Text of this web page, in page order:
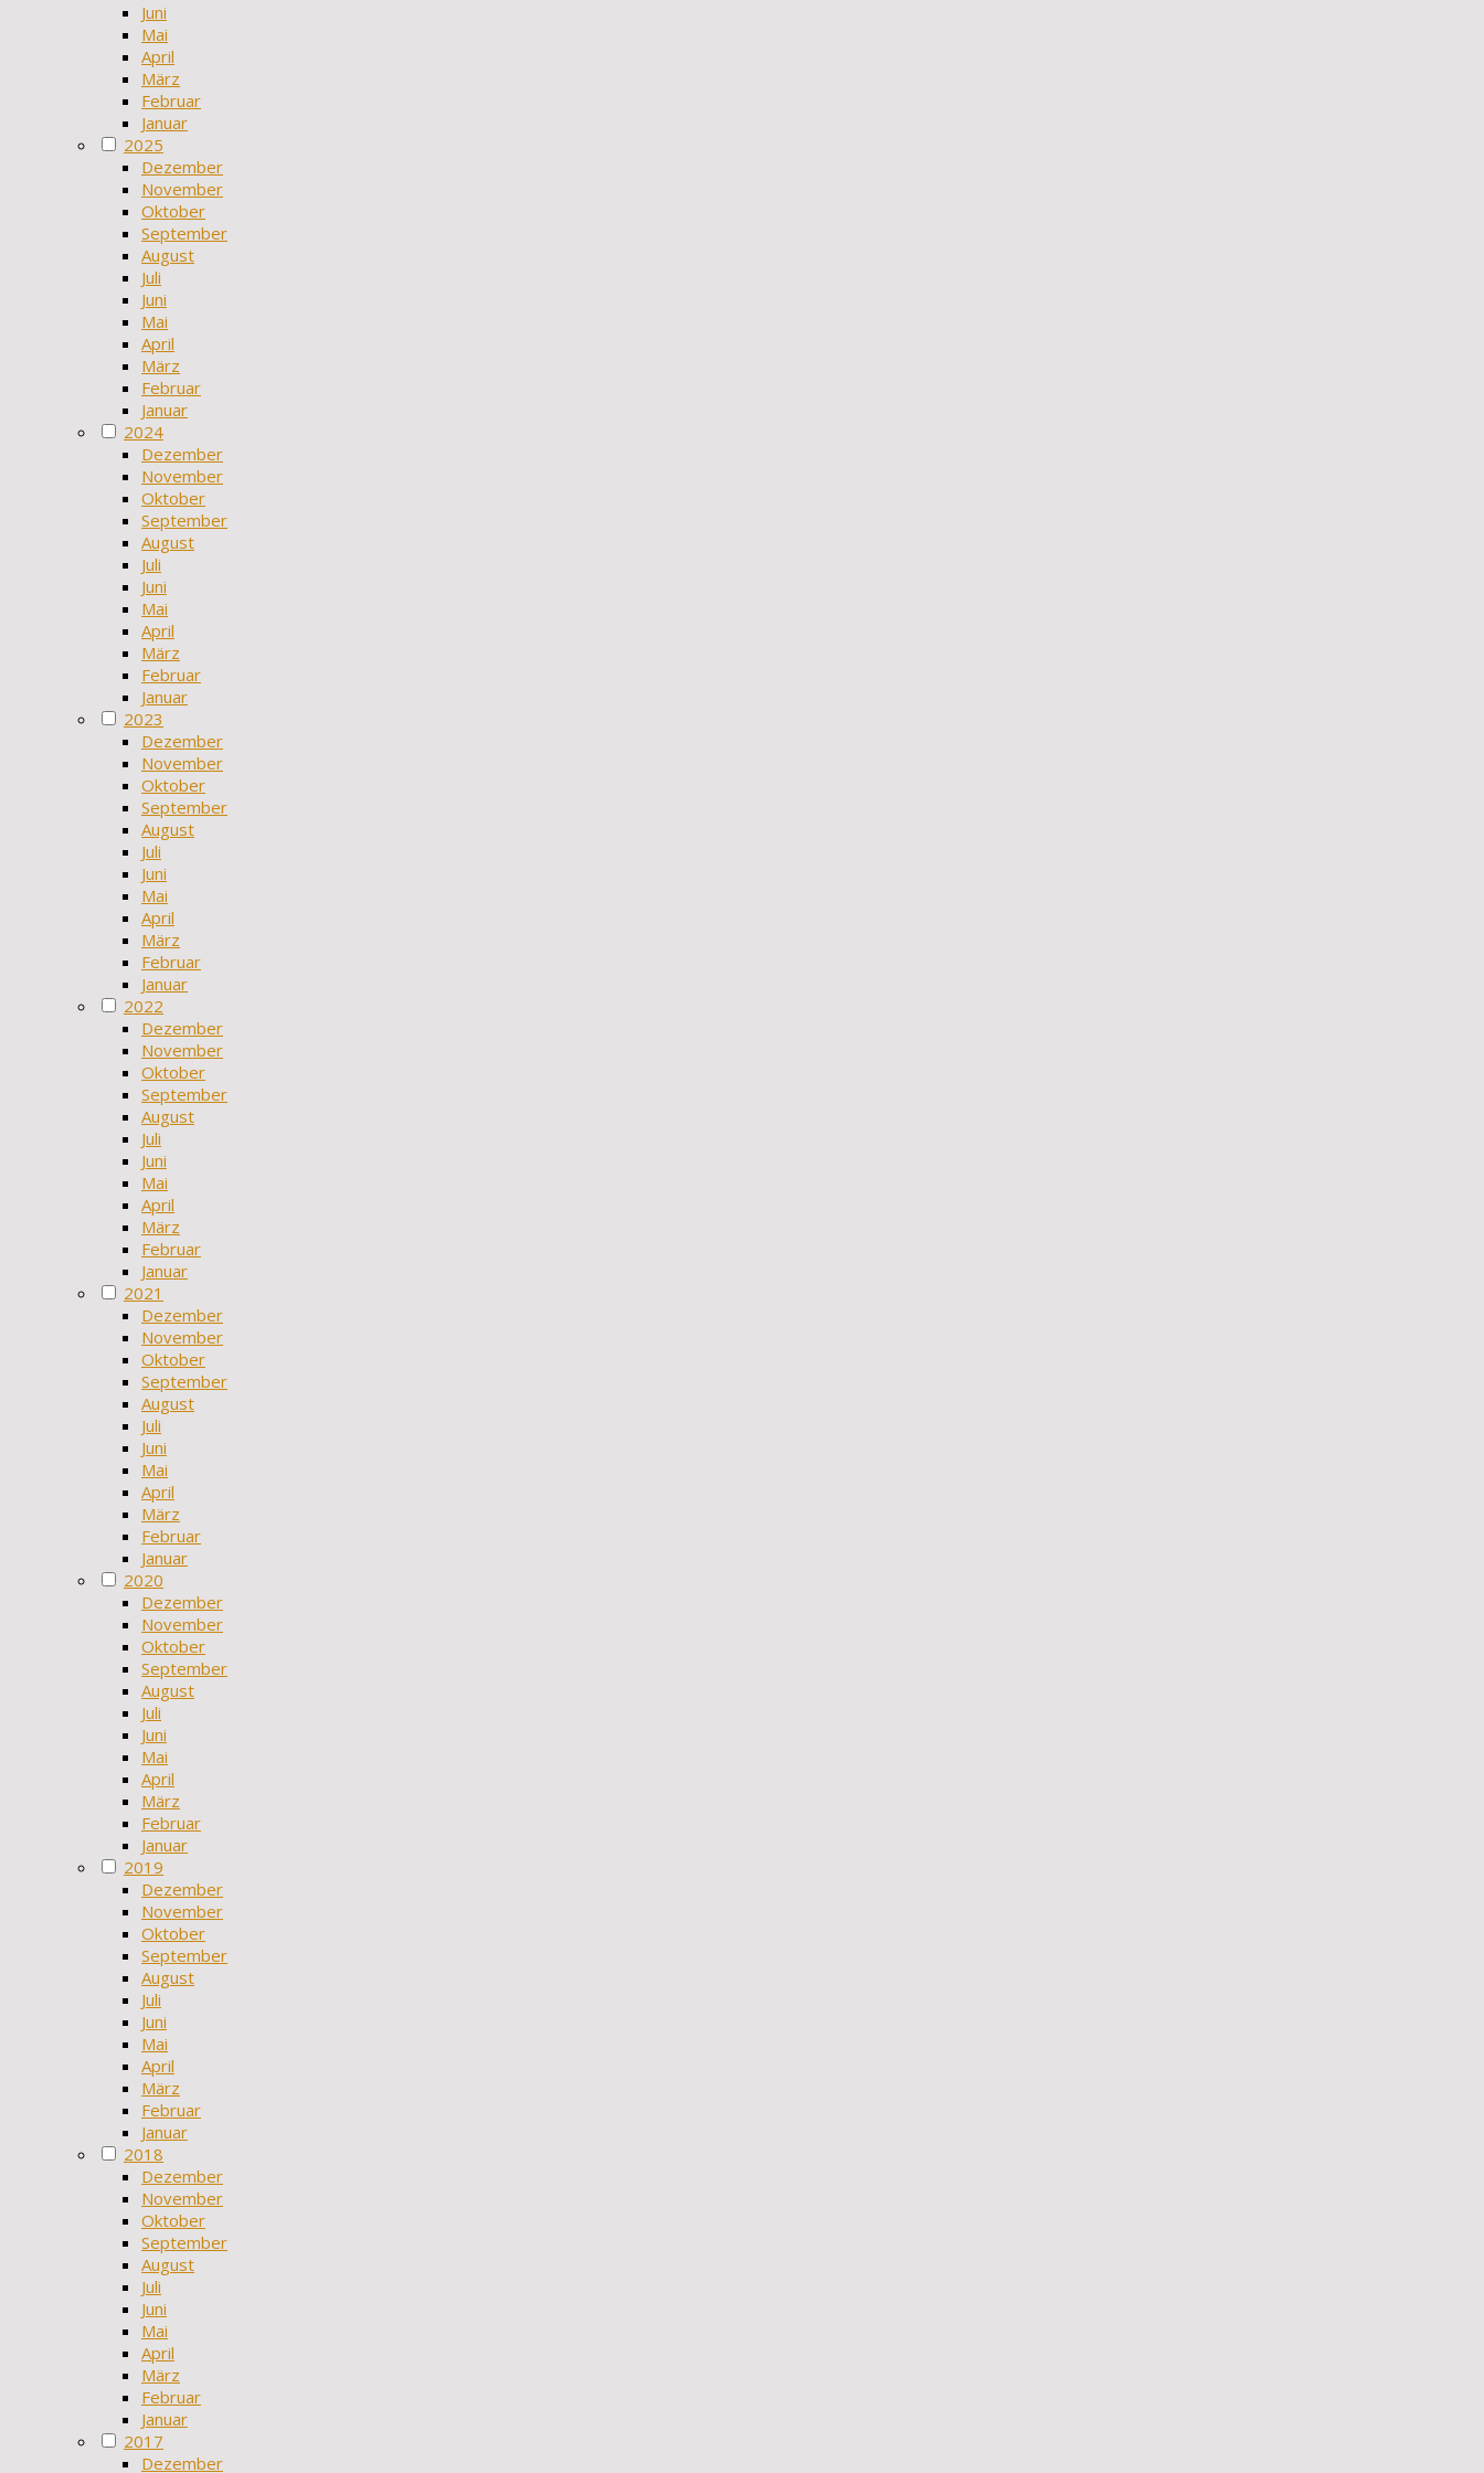
Juni
Mai
April
März
Februar
Januar
2025
Dezember
November
Oktober
September
August
Juli
Juni
Mai
April
März
Februar
Januar
2024
Dezember
November
Oktober
September
August
Juli
Juni
Mai
April
März
Februar
Januar
2023
Dezember
November
Oktober
September
August
Juli
Juni
Mai
April
März
Februar
Januar
2022
Dezember
November
Oktober
September
August
Juli
Juni
Mai
April
März
Februar
Januar
2021
Dezember
November
Oktober
September
August
Juli
Juni
Mai
April
März
Februar
Januar
2020
Dezember
November
Oktober
September
August
Juli
Juni
Mai
April
März
Februar
Januar
2019
Dezember
November
Oktober
September
August
Juli
Juni
Mai
April
März
Februar
Januar
2018
Dezember
November
Oktober
September
August
Juli
Juni
Mai
April
März
Februar
Januar
2017
Dezember